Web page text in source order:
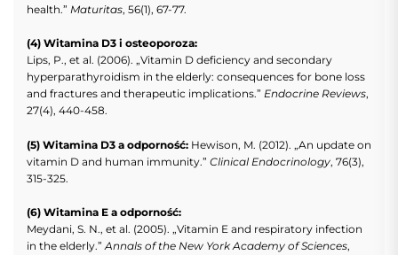
health.” Maturitas, 56(1), 67-77.
(4) Witamina D3 i osteoporoza:
Lips, P., et al. (2006). „Vitamin D deficiency and secondary
hyperparathyroidism in the elderly: consequences for bone loss
and fractures and therapeutic implications.” Endocrine Reviews,
27(4), 440-458.
(5) Witamina D3 a odporność: Hewison, M. (2012). „An update on
vitamin D and human immunity.” Clinical Endocrinology, 76(3),
315-325.
(6) Witamina E a odporność:
Meydani, S. N., et al. (2005). „Vitamin E and respiratory infection
in the elderly.” Annals of the New York Academy of Sciences,